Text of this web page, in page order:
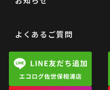
よくあるご質問